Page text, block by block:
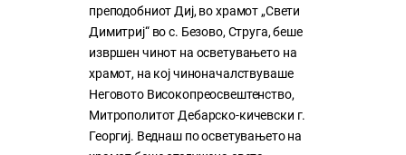
преподобниот Диј, во храмот „Свети
Димитриј“ во с. Безово, Струга, беше
извршен чинот на осветувањето на
храмот, на кој чиноначалствуваше
Неговото Високопреосвештенство,
Митрополитот Дебарско-кичевски г.
Георгиј. Веднаш по осветувањето на